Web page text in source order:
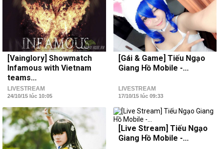
[Vainglory] Showmatch
Infamous with Vietnam
teams...
LIVESTREAM
24/10/15 lúc 10:05
[Gái & Game] Tiếu Ngạo
Giang Hồ Mobile -...
LIVESTREAM
17/10/15 lúc 09:33
[Live Stream] Tiếu Ngạo
Giang Hồ Mobile -...